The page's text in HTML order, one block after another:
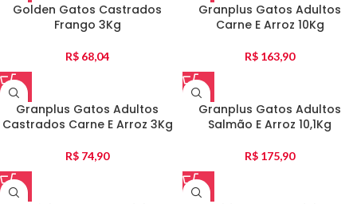
Golden Gatos Castrados
Frango 3Kg
R$ 68,04
Granplus Gatos Adultos
Carne E Arroz 10Kg
R$ 163,90
Granplus Gatos Adultos
Castrados Carne E Arroz 3Kg
R$ 74,90
Granplus Gatos Adultos
Salmão E Arroz 10,1Kg
R$ 175,90